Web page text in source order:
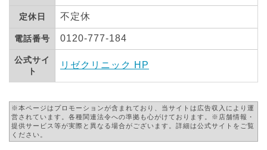
定休日 不定休
電話番号 0120-777-184
公式サイ
ト
リゼクリニック HP
※本ページはプロモーションが含まれており、当サイトは広告収入により運
営されています。各種関連法令への準拠も心がけております。※店舗情報・
提供サービス等が実際と異なる場合がございます。詳細は公式サイトをご覧
ください。